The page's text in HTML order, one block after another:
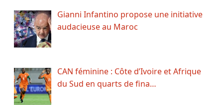
Gianni Infantino propose une initiative
audacieuse au Maroc
CAN féminine : Côte d’Ivoire et Afrique
du Sud en quarts de fina…